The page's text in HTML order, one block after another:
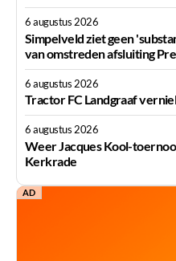
6 augustus 2026
Simpelveld ziet geen
van omstreden afsluiting
6 augustus 2026
Tractor FC Landgraaf
6 augustus 2026
Weer Jacques Kool-
Kerkrade
AD